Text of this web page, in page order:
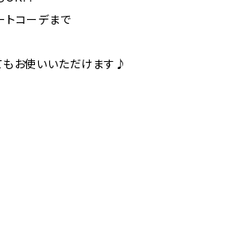
トコーデまで
もお使いいただけます♪